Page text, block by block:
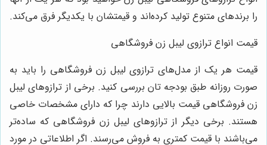
را برندهای متنوع تولید کرده‌اند و قیمتشان با یکدیگر فرق می‌کند.
قیمت انواع ترازوی لیبل زن فروشگاهی
قیمت هر یک از مدل‌های ترازوی لیبل زن فروشگاهی را باید به
صورت روزانه طبق بودجه تان بررسی کنید. برخی از ترازوهای لیبل
زن فروشگاهی قیمت بالایی دارند چرا که دارای مشخصات خاصی
هستند. برخی دیگر از ترازوهای لیبل زن فروشگاهی که ساده‌تر
می‌باشند با قیمت کمتری به فروش می‌رسند. اگر اطلاعاتی در مورد